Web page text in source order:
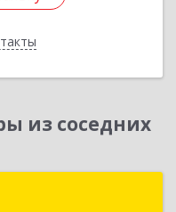
из соседних